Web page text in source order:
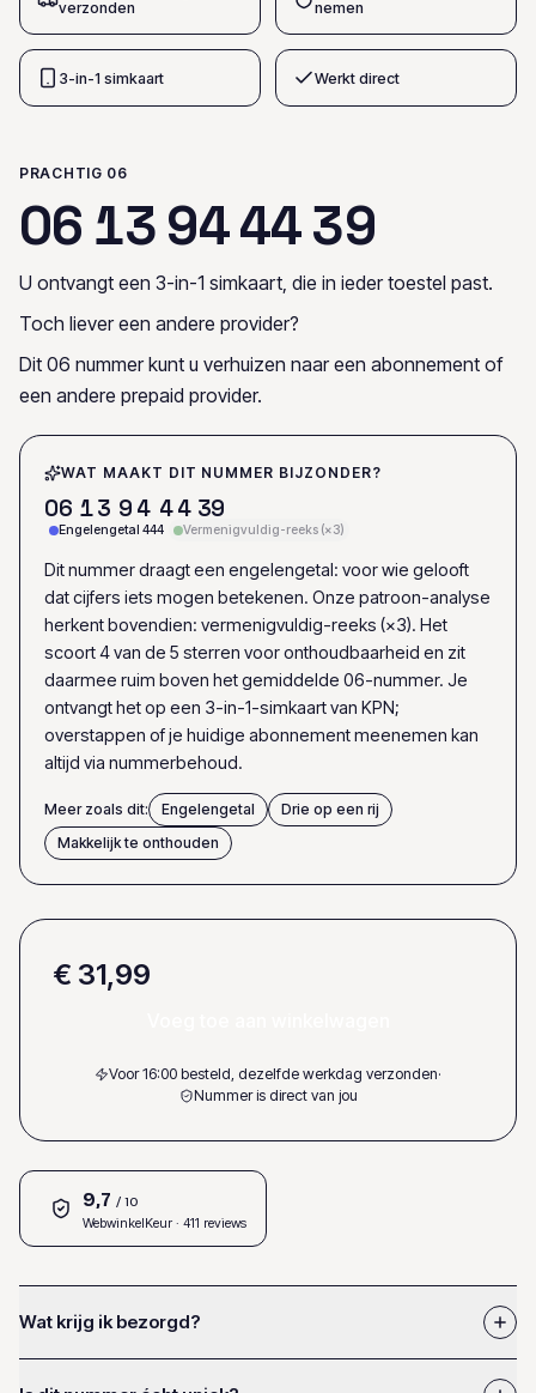
verzonden
nemen
3-in-1 simkaart Werkt direct
PRACHTIG 06
06 13944439
U ontvangt een 3-in-1 simkaart, die in ieder toestel past.
Toch liever een andere provider?
Dit 06 nummer kunt u verhuizen naar een abonnement of
een andere prepaid provider.
WAT MAAKT DIT NUMMER BIJZONDER?
06 13 9 4 44 39
Engelengetal 444 Vermenigvuldig-reeks (×3)
Dit nummer draagt een engelengetal: voor wie gelooft
dat cijfers iets mogen betekenen. Onze patroon-analyse
herkent bovendien: vermenigvuldig-reeks (×3). Het
scoort 4 van de 5 sterren voor onthoudbaarheid en zit
daarmee ruim boven het gemiddelde 06-nummer. Je
ontvangt het op een 3-in-1-simkaart van KPN;
overstappen of je huidige abonnement meenemen kan
altijd via nummerbehoud.
Meer zoals dit: Engelengetal
Drie op een rij
Makkelijk te onthouden
€ 31,99
Voor 16:00 besteld, dezelfde werkdag verzonden·
Nummer is direct van jou
9,7 / 10
WebwinkelKeur · 411 reviews
Wat krijg ik bezorgd?